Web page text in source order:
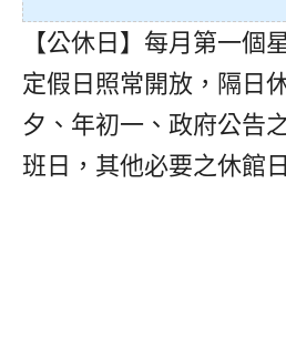
【公休日】每月第一個
定假日照常開放，隔日
夕、年初一、政府公告
班日，其他必要之休館